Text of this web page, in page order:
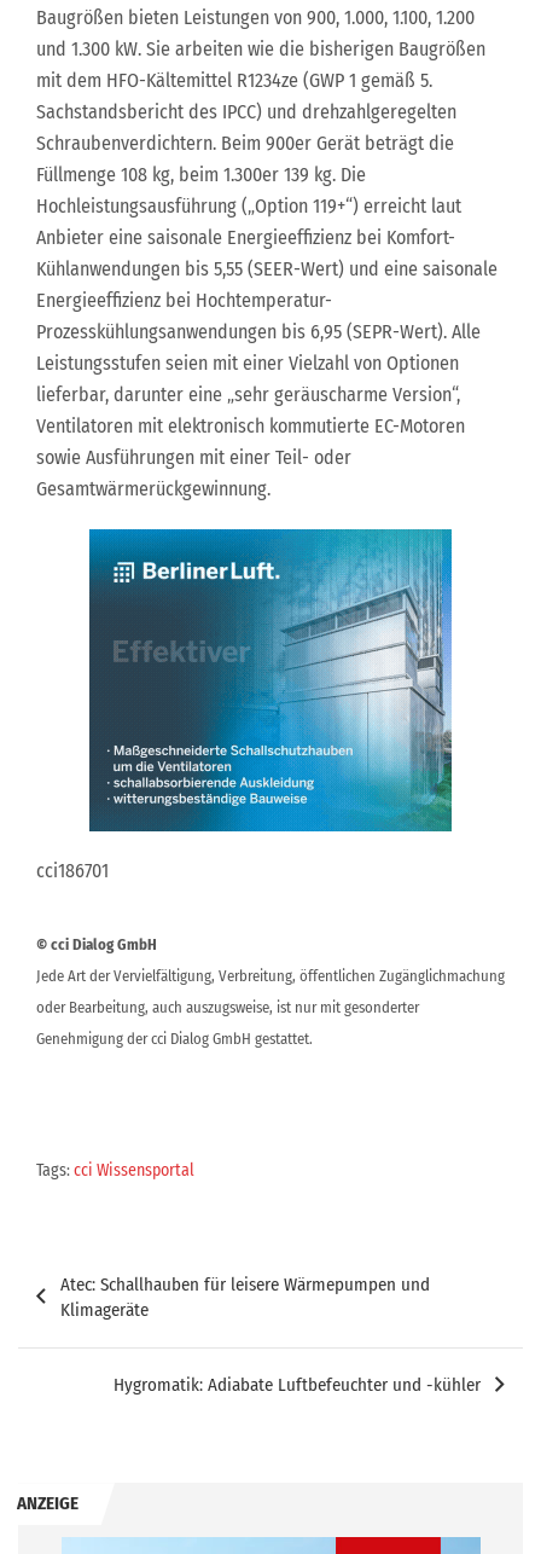
Baugrößen bieten Leistungen von 900, 1.000, 1.100, 1.200
und 1.300 kW. Sie arbeiten wie die bisherigen Baugrößen
mit dem HFO-Kältemittel R1234ze (GWP 1 gemäß 5.
Sachstandsbericht des IPCC) und drehzahlgeregelten
Schraubenverdichtern. Beim 900er Gerät beträgt die
Füllmenge 108 kg, beim 1.300er 139 kg. Die
Hochleistungsausführung („Option 119+“) erreicht laut
Anbieter eine saisonale Energieeffizienz bei Komfort-
Kühlanwendungen bis 5,55 (SEER-Wert) und eine saisonale
Energieeffizienz bei Hochtemperatur-
Prozesskühlungsanwendungen bis 6,95 (SEPR-Wert). Alle
Leistungsstufen seien mit einer Vielzahl von Optionen
lieferbar, darunter eine „sehr geräuscharme Version“,
Ventilatoren mit elektronisch kommutierte EC-Motoren
sowie Ausführungen mit einer Teil- oder
Gesamtwärmerückgewinnung.
cci186701
© cci Dialog GmbH
Jede Art der Vervielfältigung, Verbreitung, öffentlichen Zugänglichmachung
oder Bearbeitung, auch auszugsweise, ist nur mit gesonderter
Genehmigung der cci Dialog GmbH gestattet.
Tags:cci Wissensportal
Beitragsnavigation
Atec: Schallhauben für leisere Wärmepumpen und
Klimageräte
Hygromatik: Adiabate Luftbefeuchter und -kühler
ANZEIGE